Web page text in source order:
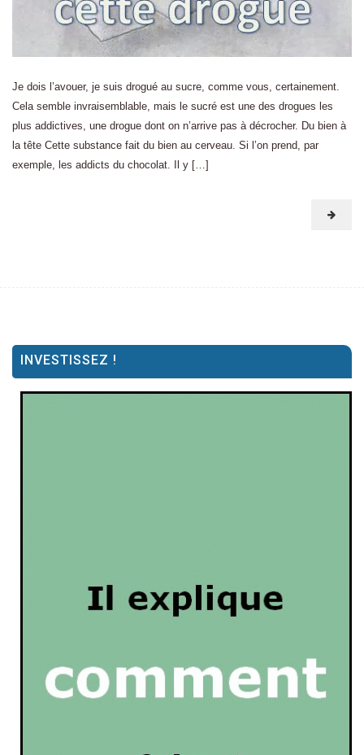
Je dois l’avouer, je suis drogué au sucre, comme vous, certainement.
Cela semble invraisemblable, mais le sucré est une des drogues les
plus addictives, une drogue dont on n’arrive pas à décrocher. Du bien à
la tête Cette substance fait du bien au cerveau. Si l’on prend, par
exemple, les addicts du chocolat. Il y […]
INVESTISSEZ !